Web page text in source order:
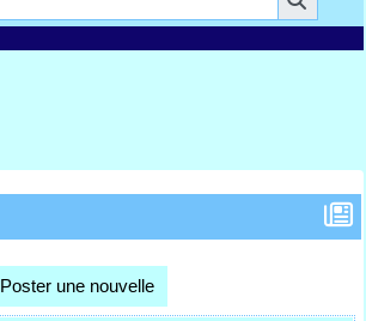
Poster une nouvelle